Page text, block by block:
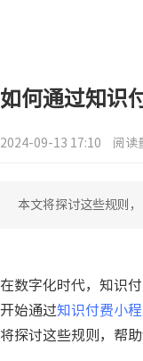
如何通过知识
2024-09-13 17:10 阅读
本文将探讨这些规则
在数字化时代，知识
开始通过知识付费小
将探讨这些规则，帮